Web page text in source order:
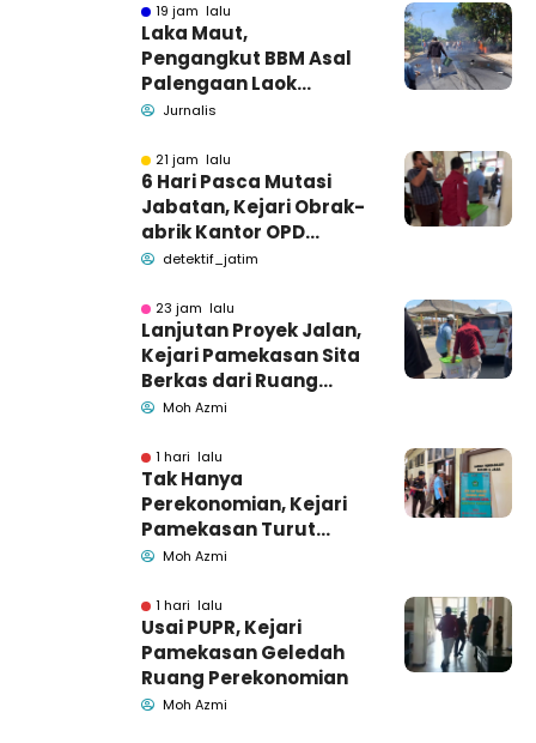
19 jam lalu
Laka Maut,
Pengangkut BBM Asal
Palengaan Laok
Pamekasan Meninggal
Jurnalis
21 jam lalu
6 Hari Pasca Mutasi
Jabatan, Kejari Obrak-
abrik Kantor OPD
Pemkab Pamekasan
detektif_jatim
23 jam lalu
Lanjutan Proyek Jalan,
Kejari Pamekasan Sita
Berkas dari Ruang
Pemkab Pamekasan
Moh Azmi
1 hari lalu
Tak Hanya
Perekonomian, Kejari
Pamekasan Turut
Geledah Ruang
Jasa
Moh Azmi
1 hari lalu
Usai PUPR, Kejari
Pamekasan Geledah
Ruang Perekonomian
Moh Azmi